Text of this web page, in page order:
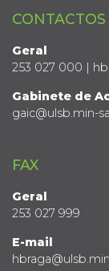
CONTACTOS
Geral
253 027 000 |
Gabinete de
gaic@ulsb.min-
FAX
Geral
253 027 999
E-mail